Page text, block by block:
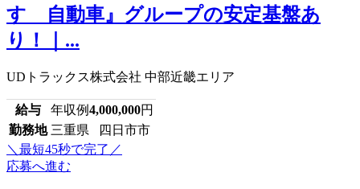
すゞ自動車』グループの安定基盤あ
り！｜...
UDトラックス株式会社 中部近畿エリア
給与 年収例4,000,000円
勤務地 三重県 四日市市
＼最短45秒で完了／
応募へ進む